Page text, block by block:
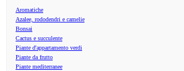
Aromatiche
Azalee, rododendri e camelie
Bonsai
Cactus e succulente
Piante d'appartamento verdi
Piante da frutto
Piante mediterranee